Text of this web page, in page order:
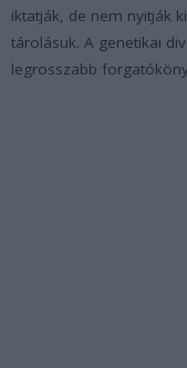
iktatják, de nem nyitják
tárolásuk. A genetikai
legrosszabb